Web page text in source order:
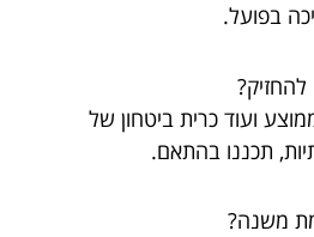
בפועל.
ועוד כרית ביטחון של
משנה?